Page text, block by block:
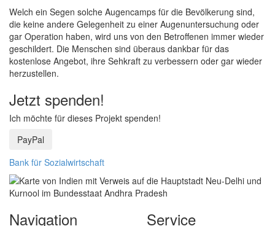
Welch ein Segen solche Augencamps für die Bevölkerung sind,
die keine andere Gelegenheit zu einer Augenuntersuchung oder
gar Operation haben, wird uns von den Betroffenen immer wieder
geschildert. Die Menschen sind überaus dankbar für das
kostenlose Angebot, ihre Sehkraft zu verbessern oder gar wieder
herzustellen.
Jetzt spenden!
Ich möchte für dieses Projekt spenden!
PayPal
Bank für Sozialwirtschaft
Navigation Service